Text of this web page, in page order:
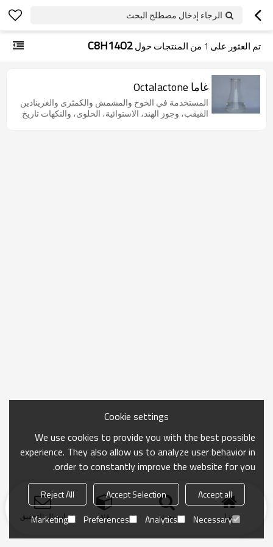
الرجاء إدخال مصطلح البحث
تم العثور على 1 من المنتجات حولC8H14O2
غاما Octalactone
المستخدمة في الخوخ والمشمش والكمثرى والغرينادين
القيقب، وجوز الهند، الاستوائية، الحلوى، والنكهات تاريخ
منزل بحث فئة ارسال التحقيق
Cookie settings
We use cookies to provide you with the best possible
experience. They also allow us to analyze user behavior in
order to constantly improve the website for you.
Accept all
Accept Selection
Reject All
Necessary
Analytics
Preferences
Marketing